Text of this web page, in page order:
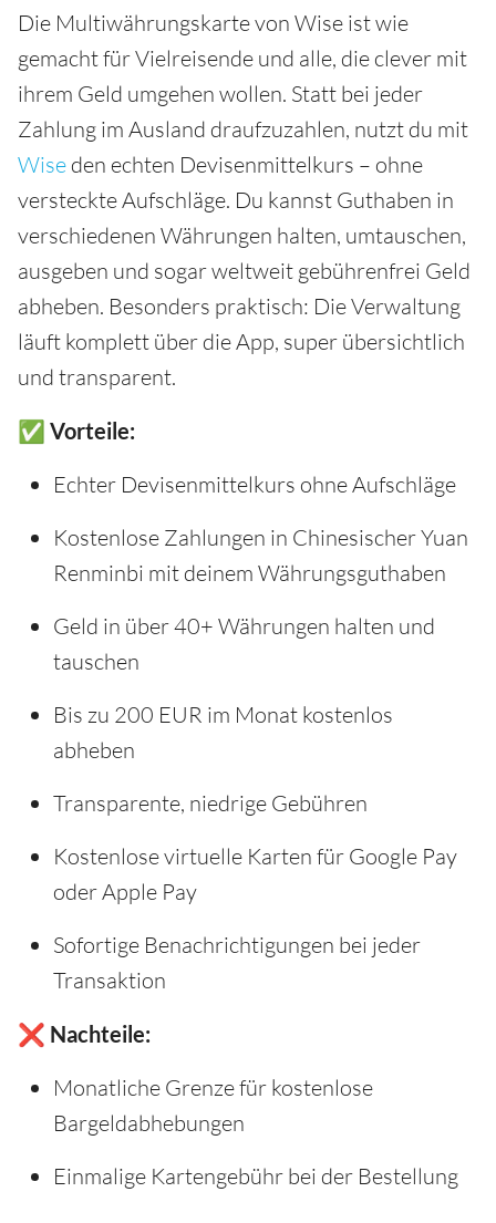
Die Multiwährungskarte von Wise ist wie
gemacht für Vielreisende und alle, die clever mit
ihrem Geld umgehen wollen. Statt bei jeder
Zahlung im Ausland draufzuzahlen, nutzt du mit
Wise den echten Devisenmittelkurs – ohne
versteckte Aufschläge. Du kannst Guthaben in
verschiedenen Währungen halten, umtauschen,
ausgeben und sogar weltweit gebührenfrei Geld
abheben. Besonders praktisch: Die Verwaltung
läuft komplett über die App, super übersichtlich
und transparent.
✅ Vorteile:
Echter Devisenmittelkurs ohne Aufschläge
Kostenlose Zahlungen in Chinesischer Yuan
Renminbi mit deinem Währungsguthaben
Geld in über 40+ Währungen halten und
tauschen
Bis zu 200 EUR im Monat kostenlos
abheben
Transparente, niedrige Gebühren
Kostenlose virtuelle Karten für Google Pay
oder Apple Pay
Sofortige Benachrichtigungen bei jeder
Transaktion
❌ Nachteile:
Monatliche Grenze für kostenlose
Bargeldabhebungen
Einmalige Kartengebühr bei der Bestellung